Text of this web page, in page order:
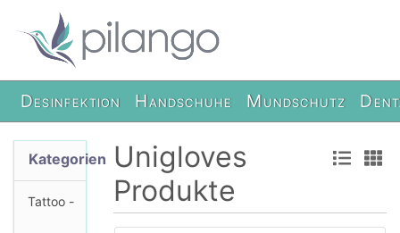
Desinfektion Handschuhe Mundschutz
Kategorien
Tattoo -
Unigloves
Produkte